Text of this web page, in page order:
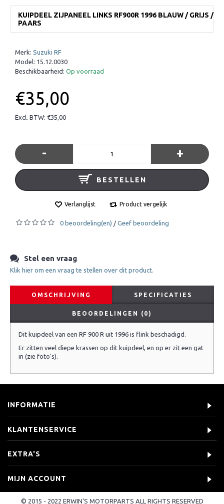
KUIPDEEL ZIJPANEEL LINKS RF900R 1996 BLAUW / GRIJS /
PAARS
Merk: Suzuki RF
Model: 15.12.0030
Beschikbaarheid: Op voorraad
€35,00
Excl. BTW: €35,00
- +
BESTELLEN
Verlanglijst Product vergelijk
0 beoordeling(en) / Geef beoordeling
Stel een vraag
Klik hier om een vraag te stellen over dit product.
OMSCHRIJVING SPECIFICATIES
BEOORDELINGEN (0)
Dit kuipdeel van een RF 900 R uit 1996 is flink beschadigd.
Er zitten veel diepe krassen op dit kuipdeel, en op er zit een gat
in (zie foto's).
INFORMATIE
KLANTENSERVICE
EXTRA'S
MIJN ACCOUNT
© 2015 - 2022 ERWIN'S MOTORPARTS ALL RIGHTS RESERVED